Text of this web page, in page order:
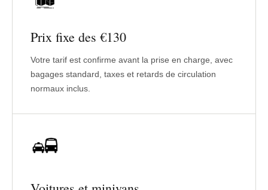
Prix fixe des €130
Votre tarif est confirme avant la prise en charge, avec
bagages standard, taxes et retards de circulation
normaux inclus.